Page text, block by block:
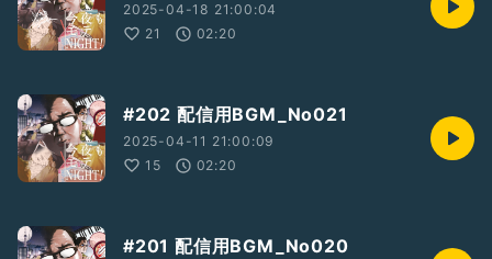
2025-04-18 21:00:04
21
02:20
#202 配信用BGM_No021
2025-04-11 21:00:09
15
02:20
#201 配信用BGM_No020